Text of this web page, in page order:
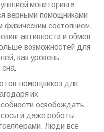
мониторинга
верными помощниками
физическим состоянием.
активности и обмен
возможностей для
как уровень
сна.
помощников для
их
освобождать
и даже роботы-
Люди всё